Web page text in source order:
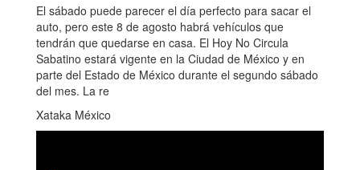
El sábado puede parecer el día perfecto para sacar el
auto, pero este 8 de agosto habrá vehículos que
tendrán que quedarse en casa. El Hoy No Circula
Sabatino estará vigente en la Ciudad de México y en
parte del Estado de México durante el segundo sábado
del mes. La re
Xataka México